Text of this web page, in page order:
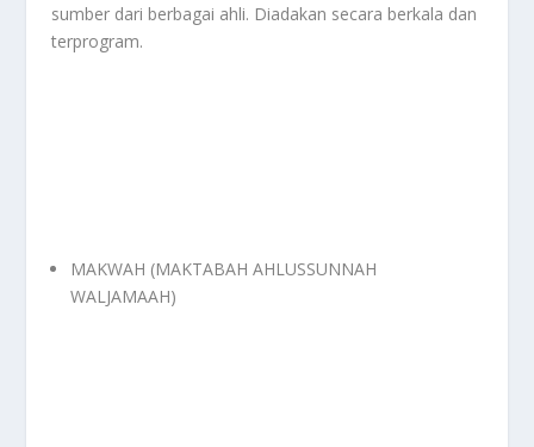
sumber dari berbagai ahli. Diadakan secara berkala dan
terprogram.
MAKWAH (MAKTABAH AHLUSSUNNAH
WALJAMAAH)